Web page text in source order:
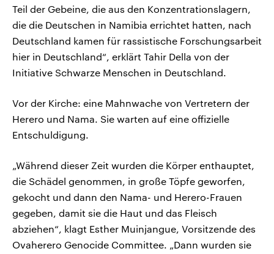
Teil der Gebeine, die aus den Konzentrationslagern,
die die Deutschen in Namibia errichtet hatten, nach
Deutschland kamen für rassistische Forschungsarbeit
hier in Deutschland“, erklärt Tahir Della von der
Initiative Schwarze Menschen in Deutschland.
Vor der Kirche: eine Mahnwache von Vertretern der
Herero und Nama. Sie warten auf eine offizielle
Entschuldigung.
„Während dieser Zeit wurden die Körper enthauptet,
die Schädel genommen, in große Töpfe geworfen,
gekocht und dann den Nama- und Herero-Frauen
gegeben, damit sie die Haut und das Fleisch
abziehen“, klagt Esther Muinjangue, Vorsitzende des
Ovaherero Genocide Committee. „Dann wurden sie